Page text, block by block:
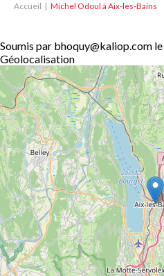
Accueil Michel Odoul à Aix-les-Bains
Soumis par bhoquy@kaliop.com le
Géolocalisation